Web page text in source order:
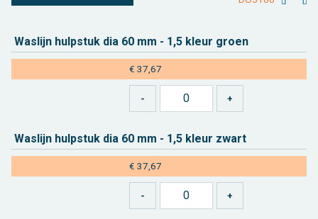
Was­lijn hulp­stuk dia 60 mm - 1,5 kleur groen
€ 37,67
Was­lijn hulp­stuk dia 60 mm - 1,5 kleur zwart
€ 37,67